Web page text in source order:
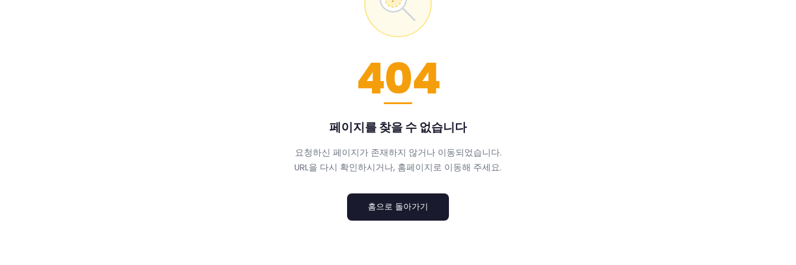
404
페이지를 찾을 수 없습니다
요청하신 페이지가 존재하지 않거나 이동되었습니다.
URL을 다시 확인하시거나, 홈페이지로 이동해 주세요.
홈으로 돌아가기